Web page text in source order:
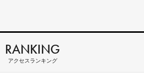
RANKING
アクセスランキング